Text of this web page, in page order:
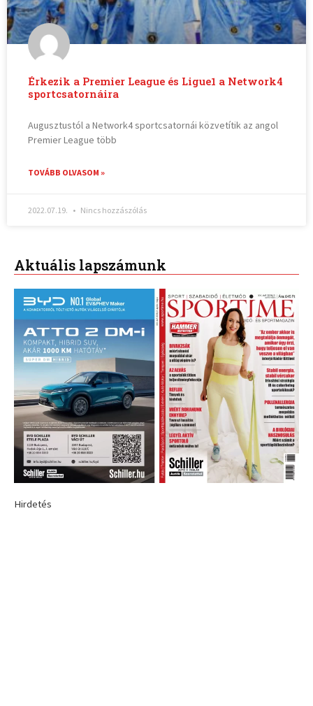
Érkezik a Premier League és Ligue1 a Network4
sportcsatornáira
Augusztustól a Network4 sportcsatornái közvetítik az angol
Premier League több
TOVÁBB OLVASOM »
2022.07.19. Nincs hozzászólás
Aktuális lapszámunk
Hirdetés